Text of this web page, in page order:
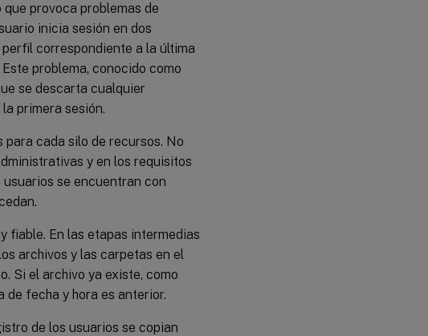
provoca problemas de
inicia sesión en dos
correspondiente a la última
problema, conocido como
se descarta cualquier
primera sesión.
cada silo de recursos. No
y en los requisitos
se encuentran con
fiable. En las etapas intermedias
archivos y las carpetas en el
Si el archivo ya existe, como
fecha y hora es anterior.
de los usuarios se copian